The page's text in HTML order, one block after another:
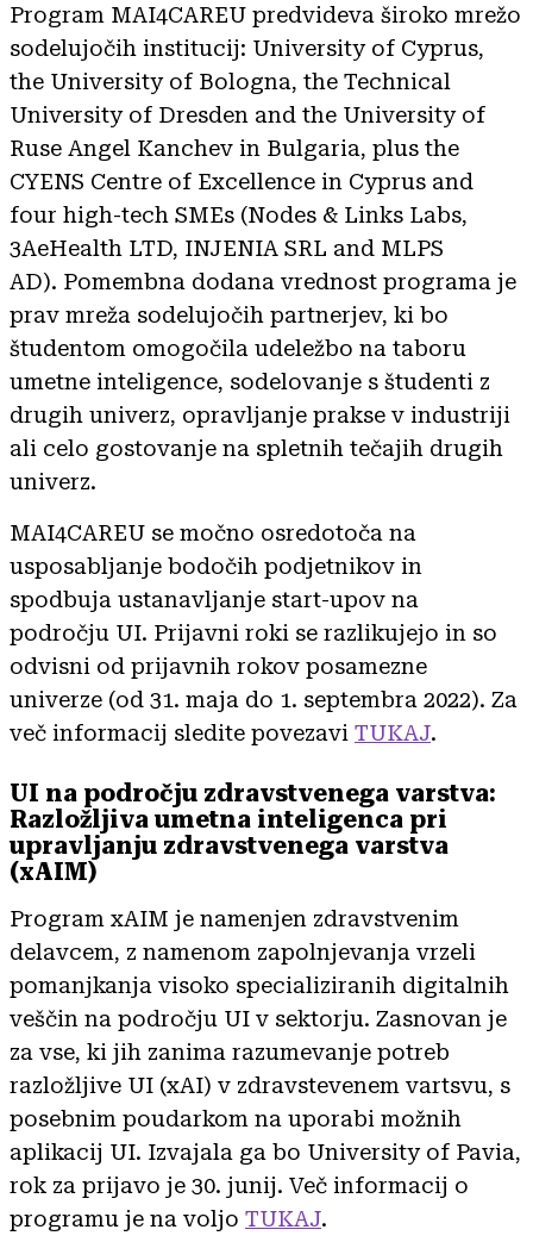
Program MAI4CAREU predvideva široko mrežo
sodelujočih institucij: University of Cyprus,
the University of Bologna, the Technical
University of Dresden and the University of
Ruse Angel Kanchev in Bulgaria, plus the
CYENS Centre of Excellence in Cyprus and
four high-tech SMEs (Nodes & Links Labs,
3AeHealth LTD, INJENIA SRL and MLPS
AD). Pomembna dodana vrednost programa je
prav mreža sodelujočih partnerjev, ki bo
študentom omogočila udeležbo na taboru
umetne inteligence, sodelovanje s študenti z
drugih univerz, opravljanje prakse v industriji
ali celo gostovanje na spletnih tečajih drugih
univerz.
MAI4CAREU se močno osredotoča na
usposabljanje bodočih podjetnikov in
spodbuja ustanavljanje start-upov na
področju UI. Prijavni roki se razlikujejo in so
odvisni od prijavnih rokov posamezne
univerze (od 31. maja do 1. septembra 2022). Za
več informacij sledite povezavi TUKAJ.
UI na področju zdravstvenega varstva:
Razložljiva umetna inteligenca pri
upravljanju zdravstvenega varstva
(xAIM)
Program xAIM je namenjen zdravstvenim
delavcem, z namenom zapolnjevanja vrzeli
pomanjkanja visoko specializiranih digitalnih
veščin na področju UI v sektorju. Zasnovan je
za vse, ki jih zanima razumevanje potreb
razložljive UI (xAI) v zdravstevenem vartsvu, s
posebnim poudarkom na uporabi možnih
aplikacij UI. Izvajala ga bo University of Pavia,
rok za prijavo je 30. junij. Več informacij o
programu je na voljo TUKAJ.